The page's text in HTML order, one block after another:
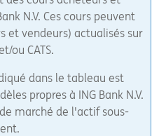
N.V. Ces cours peuvent
et vendeurs) actualisés sur
ou CATS.
dans le tableau est
propres à ING Bank N.V.
marché de l'actif sous-